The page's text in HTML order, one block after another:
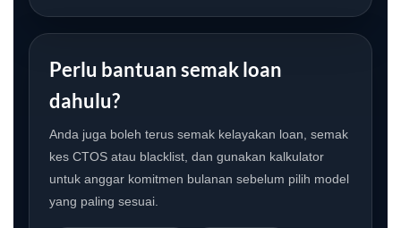
Perlu bantuan semak loan
dahulu?
Anda juga boleh terus semak kelayakan loan, semak
kes CTOS atau blacklist, dan gunakan kalkulator
untuk anggar komitmen bulanan sebelum pilih model
yang paling sesuai.